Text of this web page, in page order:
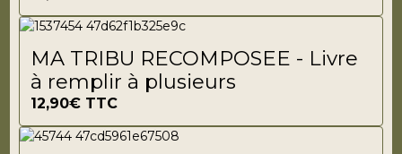
MA TRIBU RECOMPOSEE - Livre
à remplir à plusieurs
12,90€ TTC